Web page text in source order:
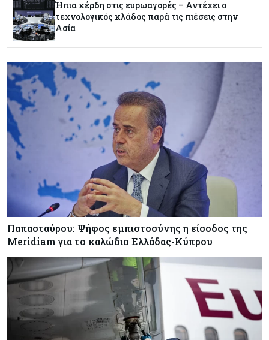
Politico: Ο Τραμπ απειλεί την Ε.Ε. με νέους
δασμούς αλλά η Ένωση «δεν τσιμπάει»
Μάζεψαν τις απώλειες τα κυπριακά
αεροδρόμια μέσα στο καλοκαίρι
Κύπρος
Κλιμακώνουν τις κινητοποιήσεις οι
κτηνοτρόφοι – Απέκλεισαν το Επαρχιακό
Κτηνιατρικό Γραφείο Λάρνακας
Κόσμος 05-08-2026
Πύραυλος εκτός ελέγχου της SpaceX εκτιμάται
ότι συνετρίβη στη Σελήνη
Ενέργεια 05-08-2026
Με γαλλική σφραγίδα το καλώδιο Ελλάδας –
Κύπρου, με ποσοστό πάνω από 50% μπαίνει η
Meridiam
05-08-2026
Ήπια κέρδη στις ευρωαγορές – Αντέχει ο
τεχνολογικός κλάδος παρά τις πιέσεις στην
Ασία
Παπασταύρου: Ψήφος εμπιστοσύνης η είσοδος της
Meridiam για το καλώδιο Ελλάδας-Κύπρου